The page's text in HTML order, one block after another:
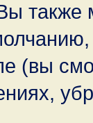
также
(вы